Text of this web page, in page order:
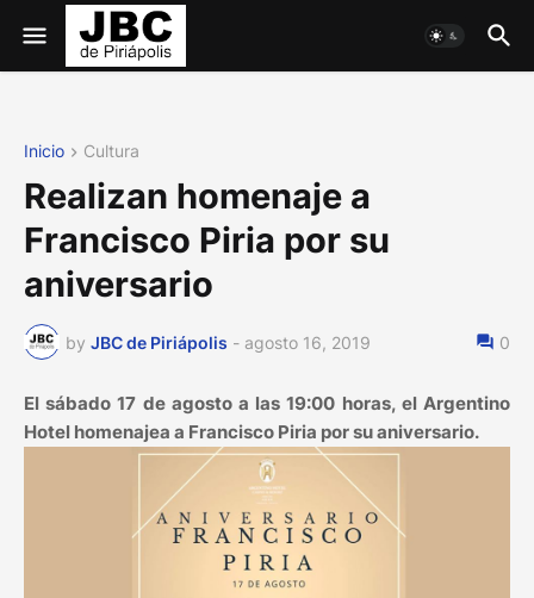
Inicio Cultura
Realizan homenaje a
Francisco Piria por su
aniversario
by JBC de Piriápolis - agosto 16, 2019 0
El sábado 17 de agosto a las 19:00 horas, el Argentino
Hotel homenajea a Francisco Piria por su aniversario.